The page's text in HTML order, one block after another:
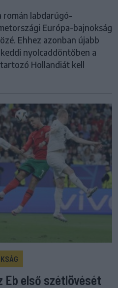
román labdarúgó-
Európa-bajnokság
Ehhez azonban újabb
nyolcaddöntőben a
Hollandiát kell
Eb első szétlövését